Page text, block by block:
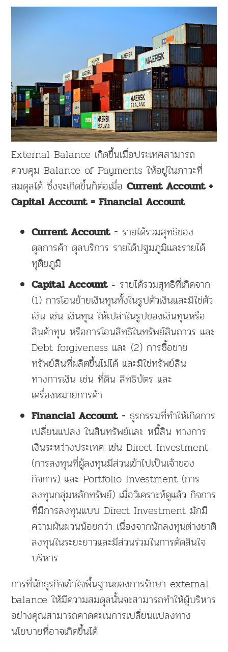
External Balance เกิดขึ้นเมื่อประเทศสามารถ
ควบคุม Balance of Payments ให้อยู่ในภาวะที่
สมดุลได้ ซึ่งจะเกิดขึ้นก็ต่อเมื่อCurrent Account +
Capital Account = Financial Account
Current Account= รายได้รวมสุทธิของ
ดุลการค้า ดุลบริการ รายได้ปฐมภูมิและรายได้
ทุติยภูมิ
Capital Account= รายได้รวมสุทธิที่เกิดจาก
(1) การโอนย้ายเงินทุนทั้งในรูปตัวเงินและมิใช่ตัว
เงิน เช่น เงินทุน ให้เปล่าในรูปของเงินทุนหรือ
สินค้าทุน หรือการโอนสิทธิในทรัพย์สินถาวร และ
Debt forgiveness และ (2) การซื้อขาย
ทรัพย์สินที่ผลิตขึ้นไม่ได้ และมิใช่ทรัพย์สิน
ทางการเงิน เช่น ที่ดิน สิทธิบัตร และ
เครื่องหมายการค้า
Financial Account= ธุรกรรมที่ทำให้เกิดการ
เปลี่ยนแปลง ในสินทรัพย์และ หนี้สิน ทางการ
เงินระหว่างประเทศ เช่น Direct Investment
(การลงทุนที่ผู้ลงทุนมีส่วนเข้าไปเป็นเจ้าของ
กิจการ) และ Portfolio Investment (การ
ลงทุนกลุ่มหลักทรัพย์) เมื่อวิเคราะห์ดูแล้ว กิจการ
ที่มีการลงทุนแบบ Direct Investment มักมี
ความผันผวนน้อยกว่า เนื่องจากนักลงทุนต่างชาติ
ลงทุนในระยะยาวและมีส่วนร่วมในการตัดสินใจ
บริหาร
การที่นักธุรกิจเข้าใจพื้นฐานของการรักษา external
balance ให้มีความสมดุลนั้นจะสามารถทำให้ผู้บริหาร
อย่างคุณสามารถคาดคะเนการเปลี่ยนแปลงทาง
นโยบายที่อาจเกิดขึ้นได้